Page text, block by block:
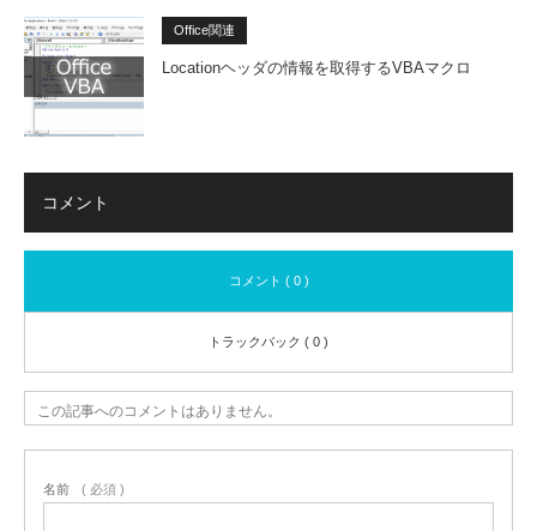
Office関連
Locationヘッダの情報を取得するVBAマクロ
コメント
コメント ( 0 )
トラックバック ( 0 )
この記事へのコメントはありません。
名前 ( 必須 )